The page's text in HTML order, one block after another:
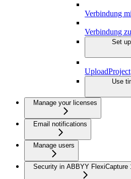
Verbindung
Verbindung
Set
UploadProject
Use
Manage your licenses
Email notifications
Manage users
Security in ABBYY FlexiCapture